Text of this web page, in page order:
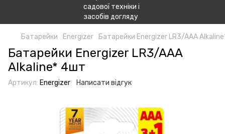
Батарейки Energizer Батарейки Energizer LR3/AAA
Батарейки Energizer LR3/AAA
Alkaline* 4шт
Артикул: Energizer Написати відгук